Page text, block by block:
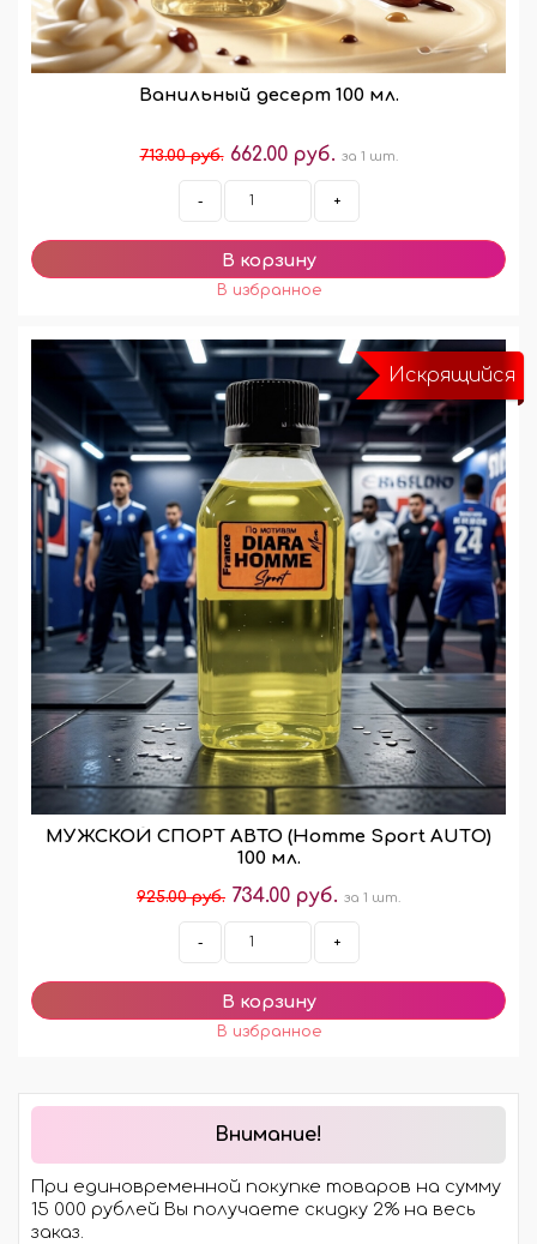
Ванильный десерт 100 мл.
713.00 руб. 662.00 руб. за 1 шт.
- +
Искрящийся
МУЖСКОЙ СПОРТ АВТО (Homme Sport AUTО)
100 мл.
925.00 руб. 734.00 руб. за 1 шт.
- +
Внимание!
При единовременной покупке товаров на сумму
15 000 рублей Вы получаете скидку 2% на весь
заказ.